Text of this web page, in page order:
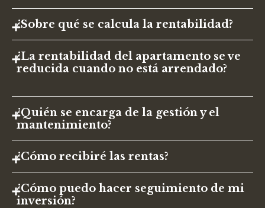
¿Sobre qué se calcula la rentabilidad?
¿La rentabilidad del apartamento se ve
reducida cuando no está arrendado?
¿Quién se encarga de la gestión y el
mantenimiento?
¿Cómo recibiré las rentas?
¿Cómo puedo hacer seguimiento de mi
inversión?